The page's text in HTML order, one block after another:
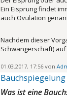
Ein Eisprung findet
auch Ovulation
Nachdem dieser
Schwangerschaft)
01.03.2017, 17:56 von
Was ist eine